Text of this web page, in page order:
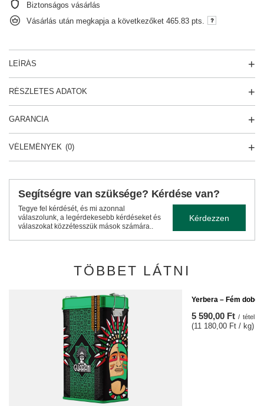
Biztonságos vásárlás
Vásárlás után megkapja a következőket 465.83 pts.
LEÍRÁS
RÉSZLETES ADATOK
GARANCIA
VÉLEMÉNYEK (0)
Segítségre van szüksége? Kérdése van?
Tegye fel kérdését, és mi azonnal
válaszolunk, a legérdekesebb kérdéseket és
válaszokat közzétesszük mások számára..
Kérdezzen
TÖBBET LÁTNI
Yerbera – Fém
5 590,00 Ft / tétel
(11 180,00 Ft / kg)